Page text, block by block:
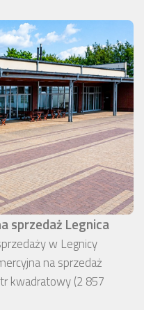
sprzedaż Legnica
w Legnicy
na sprzedaż
kwadratowy (2 857